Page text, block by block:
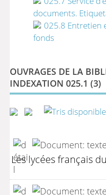
documents.
025.8 Entretien
fonds
OUVRAGES DE LA
INDEXATION 025.1 (3)
Les lycées français